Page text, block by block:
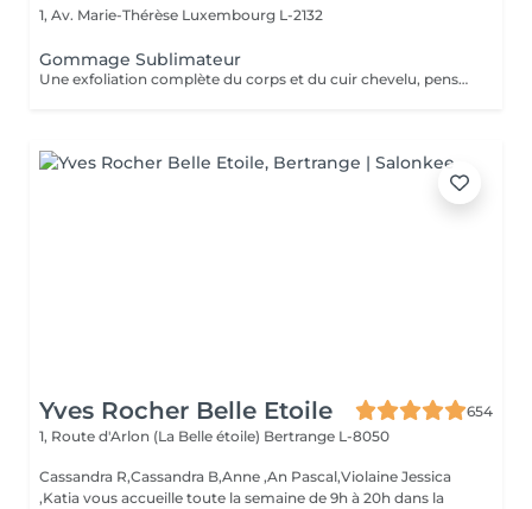
1, Av. Marie-Thérèse Luxembourg L-2132
Gommage Sublimateur
Une exfoliation complète du corps et du cuir chevelu, pensée comme un nouveau départ pour la peau. Les grains fins éliminent les cellules mortes, affinent le grain de peau et préparent le corps à mieux recevoir les soins qui suivront. Une peau neuve, douce et lumineuse, du cuir chevelu jusqu'au bout des pieds.
Yves Rocher Belle Etoile
654
1, Route d'Arlon (La Belle étoile) Bertrange L-8050
Cassandra R,Cassandra B,Anne ,An Pascal,Violaine Jessica
,Katia vous accueille toute la semaine de 9h à 20h dans la